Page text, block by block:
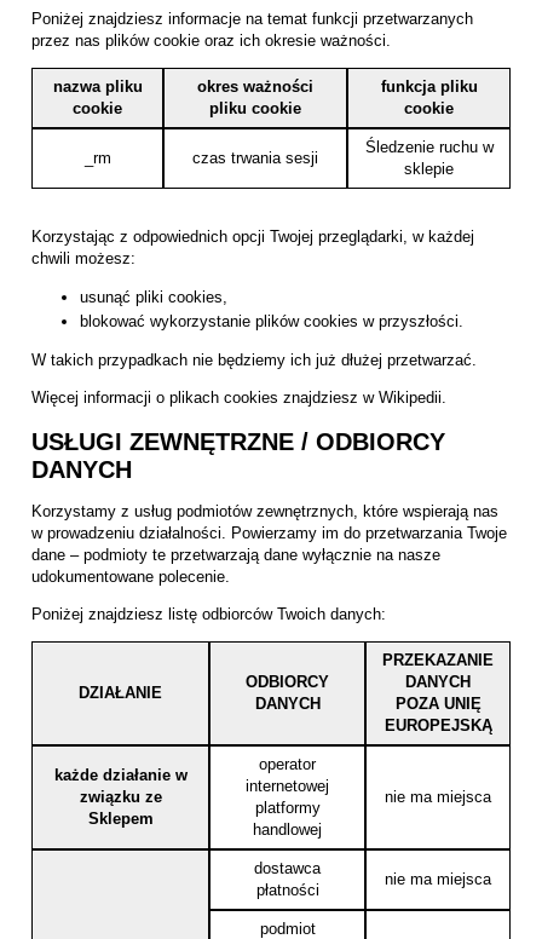
Poniżej znajdziesz informacje na temat funkcji przetwarzanych
przez nas plików cookie oraz ich okresie ważności.
nazwa pliku
cookie
okres ważności
pliku cookie
funkcja pliku
cookie
_rm czas trwania sesji
Śledzenie ruchu w
sklepie
Korzystając z odpowiednich opcji Twojej przeglądarki, w każdej
chwili możesz:
usunąć pliki cookies,
blokować wykorzystanie plików cookies w przyszłości.
W takich przypadkach nie będziemy ich już dłużej przetwarzać.
Więcej informacji o plikach cookies znajdziesz w Wikipedii
USŁUGI ZEWNĘTRZNE / ODBIORCY
DANYCH
Korzystamy z usług podmiotów zewnętrznych, które wspierają nas
w prowadzeniu działalności. Powierzamy im do przetwarzania Twoje
dane – podmioty te przetwarzają dane wyłącznie na nasze
udokumentowane polecenie.
Poniżej znajdziesz listę odbiorców Twoich danych:
DZIAŁANIE
ODBIORCY
DANYCH
PRZEKAZANIE
DANYCH
POZA UNIĘ
EUROPEJSKĄ
każde działanie w
związku ze
Sklepem
operator
internetowej
platformy
handlowej
nie ma miejsca
dostawca
płatności
nie ma miejsca
podmiot